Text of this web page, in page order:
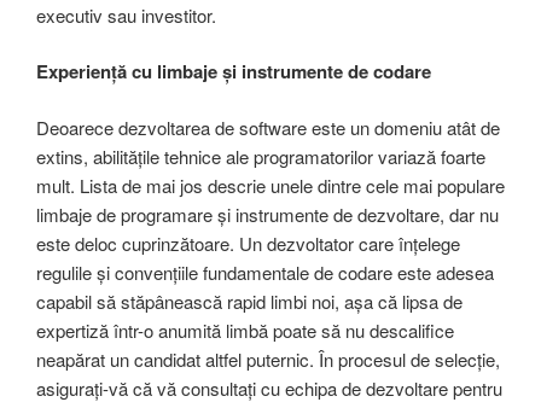
executiv sau investitor.
Experiență cu limbaje și instrumente de codare
Deoarece dezvoltarea de software este un domeniu atât de
extins, abilitățile tehnice ale programatorilor variază foarte
mult. Lista de mai jos descrie unele dintre cele mai populare
limbaje de programare și instrumente de dezvoltare, dar nu
este deloc cuprinzătoare. Un dezvoltator care înțelege
regulile și convențiile fundamentale de codare este adesea
capabil să stăpânească rapid limbi noi, așa că lipsa de
expertiză într-o anumită limbă poate să nu descalifice
neapărat un candidat altfel puternic. În procesul de selecție,
asigurați-vă că vă consultați cu echipa de dezvoltare pentru